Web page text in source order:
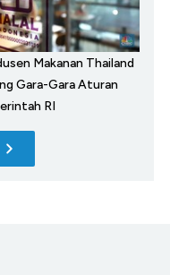
Makanan Thailand
Gara-Gara Aturan
RI